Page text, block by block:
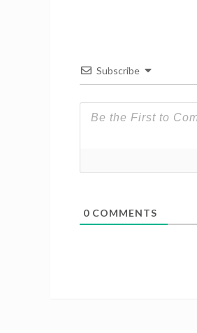
Subscribe
0 COMMENTS